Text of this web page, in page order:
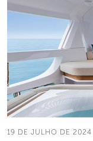
19 DE JULHO DE 2024